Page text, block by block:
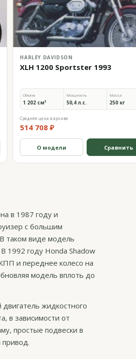
HARLEY DAVIDSON
XLH 1200 Sportster 1993
Объём
1 202 см³
Мощность
50,4 л.с.
Масса
250 кг
Средняя цена в архиве
514 708 ₽
О модели Сравнить
в 1987 году и
с большим
таком виде модель
1992 году Honda Shadow
и переднее колесо на
модель вплоть до
жидкостного
в зависимости от
простые подвески в
привод.